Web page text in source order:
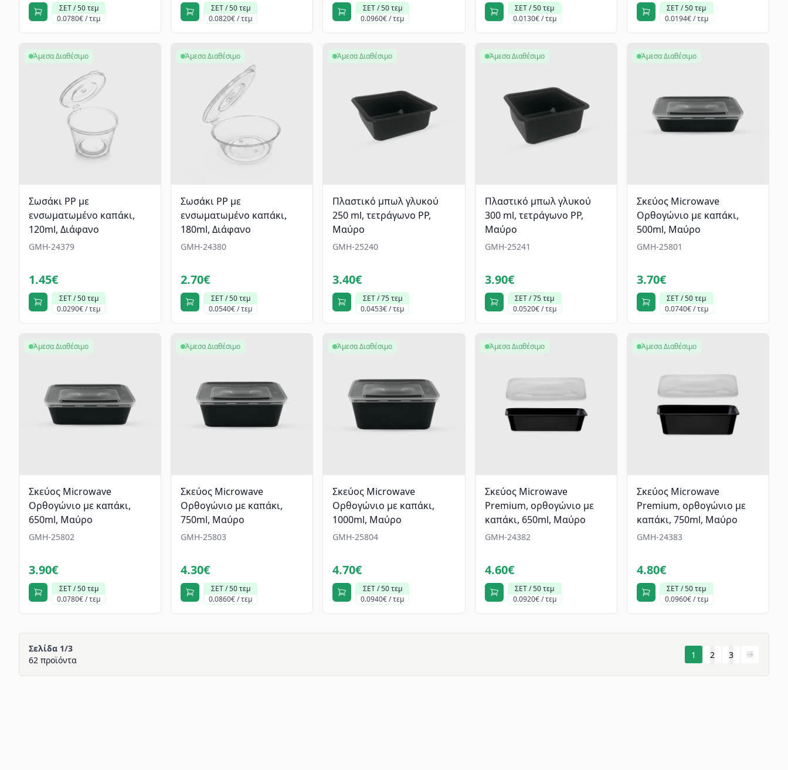
ΣΕΤ / 50 τεμ
0.0780€ / τεμ
ΣΕΤ / 50 τεμ
0.0820€ / τεμ
ΣΕΤ / 50 τεμ
0.0960€ / τεμ
ΣΕΤ / 50 τεμ
0.0130€ / τεμ
ΣΕΤ / 50 τεμ
0.0194€ / τεμ
Σωσάκι PP με
ενσωματωμένο καπάκι,
120ml, Διάφανο
GMH-24379
1.45€
ΣΕΤ / 50 τεμ
0.0290€ / τεμ
Άμεσα Διαθέσιμο
Σωσάκι PP με
ενσωματωμένο καπάκι,
180ml, Διάφανο
GMH-24380
2.70€
ΣΕΤ / 50 τεμ
0.0540€ / τεμ
Άμεσα Διαθέσιμο
Πλαστικό μπωλ γλυκού
250 ml, τετράγωνο PP,
Mαύρο
GMH-25240
3.40€
ΣΕΤ / 75 τεμ
0.0453€ / τεμ
Άμεσα Διαθέσιμο
Πλαστικό μπωλ γλυκού
300 ml, τετράγωνο PP,
Mαύρο
GMH-25241
3.90€
ΣΕΤ / 75 τεμ
0.0520€ / τεμ
Άμεσα Διαθέσιμο
Σκεύος Microwave
Ορθογώνιο με καπάκι,
500ml, Mαύρο
GMH-25801
3.70€
ΣΕΤ / 50 τεμ
0.0740€ / τεμ
Άμεσα Διαθέσιμο
Σκεύος Microwave
Ορθογώνιο με καπάκι,
650ml, Mαύρο
GMH-25802
3.90€
ΣΕΤ / 50 τεμ
0.0780€ / τεμ
Άμεσα Διαθέσιμο
Σκεύος Microwave
Ορθογώνιο με καπάκι,
750ml, Mαύρο
GMH-25803
4.30€
ΣΕΤ / 50 τεμ
0.0860€ / τεμ
Άμεσα Διαθέσιμο
Σκεύος Microwave
Ορθογώνιο με καπάκι,
1000ml, Mαύρο
GMH-25804
4.70€
ΣΕΤ / 50 τεμ
0.0940€ / τεμ
Άμεσα Διαθέσιμο
Σκεύος Microwave
Premium, oρθογώνιο με
καπάκι, 650ml, Mαύρο
GMH-24382
4.60€
ΣΕΤ / 50 τεμ
0.0920€ / τεμ
Άμεσα Διαθέσιμο
Σκεύος Microwave
Premium, oρθογώνιο με
καπάκι, 750ml, Mαύρο
GMH-24383
4.80€
ΣΕΤ / 50 τεμ
0.0960€ / τεμ
Άμεσα Διαθέσιμο
Σελίδα 1/3
62 προϊόντα
1 2 3